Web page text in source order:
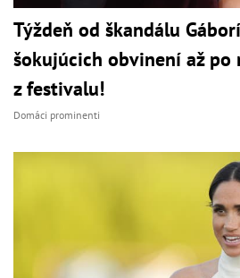
Týždeň od škandálu
šokujúcich obvinení až po
z festivalu!
Domáci prominenti